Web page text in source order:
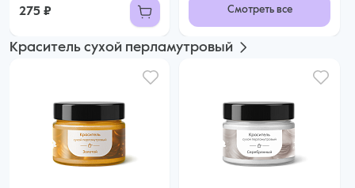
275 ₽ Смотреть все
Краситель сухой перламутровый